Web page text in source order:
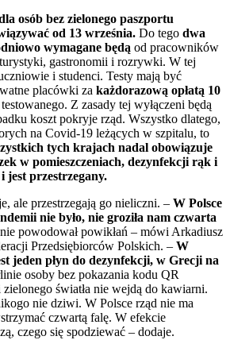
osób bez zielonego paszportu
od 13 września. Do tego dwa
wymagane będą od pracowników
gastronomii i rozrywki. W tej
i studenci. Testy mają być
placówki za każdorazową opłatą 10
Z zasady tej wyłączeni będą
koszt pokryje rząd. Wszystko dlatego,
na Covid-19 leżących w szpitalu, to
tych krajach nadal obowiązuje
w pomieszczeniach, dezynfekcji rąk i
jest przestrzegany.
ale przestrzegają go nieliczni. – W Polsce
nie było, nie groziła nam czwarta
powodował powikłań – mówi Arkadiusz
Przedsiębiorców Polskich. – W
jeden płyn do dezynfekcji, w Grecji na
osoby bez pokazania kodu QR
światła nie wejdą do kawiarni.
nie dziwi. W Polsce rząd nie ma
czwartą falę. W efekcie
czego się spodziewać – dodaje.